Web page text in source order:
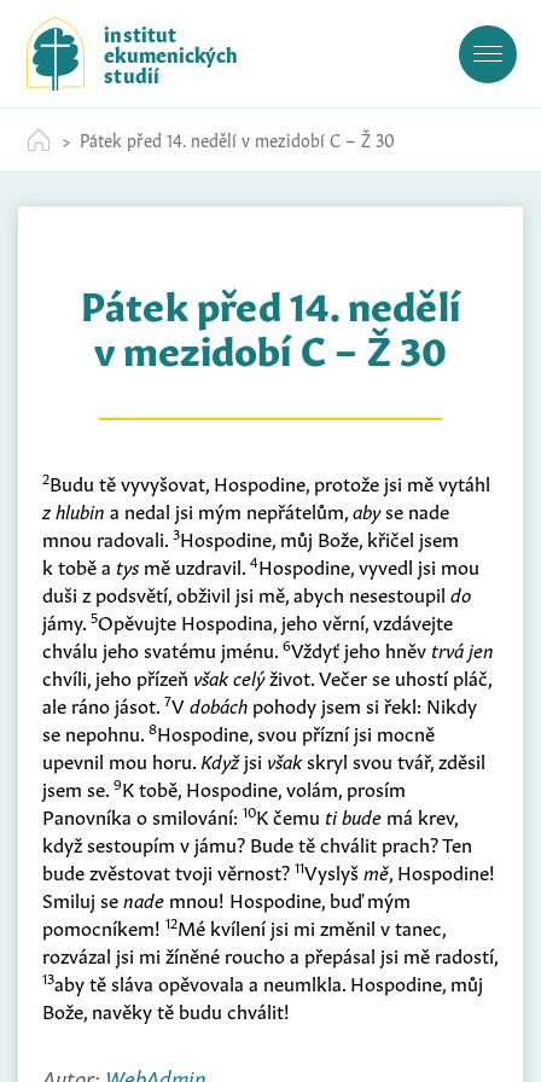
c
institut
ekumenických
studií
Pátek před 14. nedělí v mezidobí C – Ž 30
Pátek před 14. nedělí
v mezidobí C – Ž 30
2Budu tě vyvyšovat, Hospodine, protože jsi mě vytáhl
z hlubin a nedal jsi mým nepřátelům,abyse nade
mnou radovali. 3Hospodine, můj Bože, křičel jsem
k tobě a tys mě uzdravil. 4Hospodine, vyvedl jsi mou
duši z podsvětí, obživil jsi mě, abych nesestoupil do
jámy. 5Opěvujte Hospodina, jeho věrní, vzdávejte
chválu jeho svatému jménu. 6Vždyť jeho hněv trvá jen
chvíli, jeho přízeň však celýživot. Večer se uhostí pláč,
ale ráno jásot. 7Vdobách pohody jsem si řekl: Nikdy
se nepohnu. 8Hospodine, svou přízní jsi mocně
upevnil mou horu. Kdyžjsi všakskryl svou tvář, zděsil
jsem se. 9K tobě, Hospodine, volám, prosím
Panovníka o smilování: 10K čemu ti bude má krev,
když sestoupím v jámu? Bude tě chválit prach? Ten
bude zvěstovat tvoji věrnost? 11Vyslyšmě, Hospodine!
Smiluj senade mnou! Hospodine, buď mým
pomocníkem! 12Mé kvílení jsi mi změnil v tanec,
rozvázal jsi mi žíněné roucho a přepásal jsi mě radostí,
13aby tě sláva opěvovala a neumlkla. Hospodine, můj
Bože, navěky tě budu chválit!